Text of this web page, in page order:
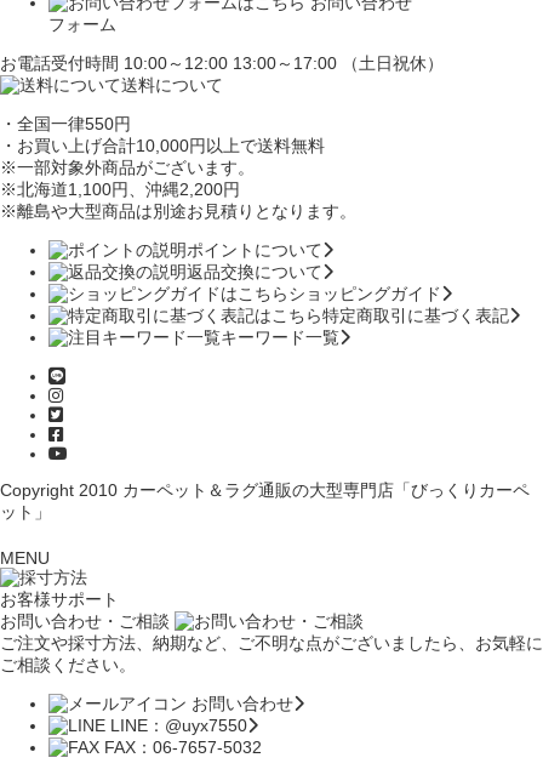
フォーム
お電話受付時間 10:00～12:00 13:00～17:00 （土日祝休）
送料について
・全国一律550円
・お買い上げ合計10,000円 以上で送料無料
※一部対象外商品がございます。
※北海道1,100円、沖縄2,200円
※離島や大型商品は別途お見積りとなります。
ポイントについて
返品交換について
ショッピングガイド
特定商取引に基づく表記
キーワード一覧
Copyright 2010 カーペット＆ラグ通販の大型専門店「びっくりカーペ
ット」
MENU
お客様サポート
お問い合わせ・ご相談
ご注文や採寸方法、納期など、ご不明な点がございましたら、お気軽に
ご相談ください。
お問い合わせ
LINE：@uyx7550
FAX：06-7657-5032